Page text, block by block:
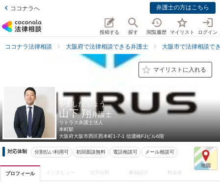
ココナラへ 弁護士の方はこちら
投稿する 探す 閲覧履歴 マイリスト ログイン
ココナラ法律相談 大阪府で法律相談できる弁護士 大阪市で法律相談で
マイリストに入れる
やました しょう
山下 翔弁護士
リトラス弁護士法人
本町駅
大阪府大阪市西区西本町1-7-1 信濃橋FJビル6階
対応体制 分割払い利用可 初回面談無料 電話相談可 メール相談可
プロフィール インタビュー 注力分野 事例紹介 料金表